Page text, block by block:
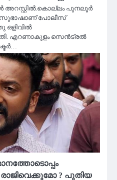
അറസ്റ്റിൽ.കൊല്ലം പുനലൂർ
സുഭാഷാണ് പോലീസ്
ഒളിവിൽ
എറണാകുളം സെൻട്രൽ
? പുതിയ